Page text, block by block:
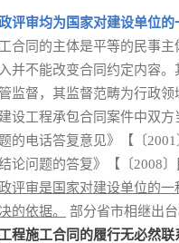
评审均为国家对建设单位
合同的主体是平等的民事
并不能改变合同约定内容
监督，其监督范畴为行政
设工程承包合同案件中双
的电话答复意见》【〔
论问题的答复》【〔2008
评审是国家对建设单位的
的依据。
部分省市相继出
程施工合同的履行无必然